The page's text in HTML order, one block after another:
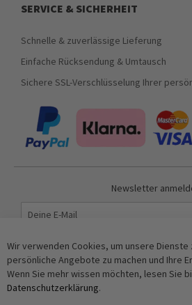
SERVICE & SICHERHEIT
Schnelle & zuverlässige Lieferung
Einfache Rücksendung & Umtausch
Sichere SSL-Verschlüsselung Ihrer
Newsletter
Abonnieren
Anti-Roboter-Verifizierung
Wir verwenden Cookies, um unsere
persönliche Angebote zu machen und Ihre
Wenn Sie mehr wissen möchten, lesen Sie
Datenschutzerklärung.